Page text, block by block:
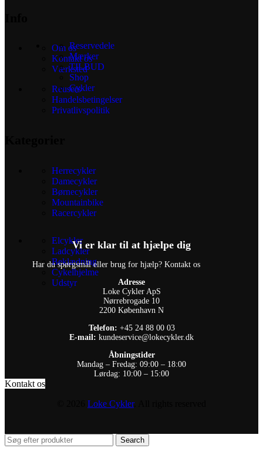
Om os
Kontakt os
Værksted
Reusers
Handelsbetingelser
Privatlivspolitik
Herrecykler
Damecykler
Børnecykler
Mountainbike
Racercykler
Elcykler
Ladcykler
Beklædning
Cykelhjelme
Udstyr
Reservedele
Mærker
TILBUD
Shop
Cykler
Vi er klar til at hjælpe dig
Har du spørgsmål eller brug for hjælp? Kontakt os
Adresse
Loke Cykler ApS
Nørrebrogade 10
2200 København N
Telefon: +45 24 88 00 03
E-mail: kundeservice@lokecykler.dk
Åbningstider
Mandag – Fredag: 09:00 – 18:00
Lørdag: 10:00 – 15:00
Kontakt os
Loke Cykler. All rights reserved
Search